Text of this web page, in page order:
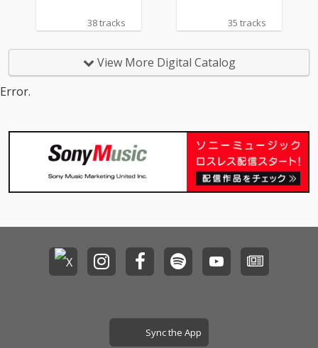
38 tracks 35 tracks
View More Digital Catalog
Error.
Sync the App